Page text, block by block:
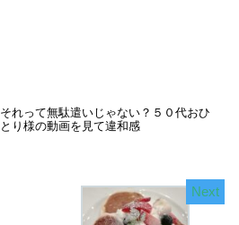
それって無駄遣いじゃない？５０代おひ
とり様の動画を見て違和感